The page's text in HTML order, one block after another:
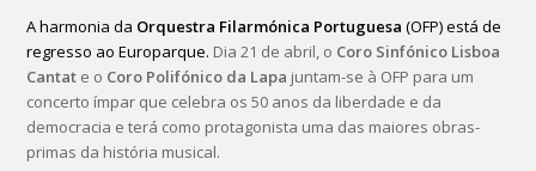
A harmonia da Orquestra Filarmónica Portuguesa (OFP) está de
regresso ao Europarque. Dia 21 de abril, o Coro Sinfónico Lisboa
Cantat e o Coro Polifónico da Lapa juntam-se à OFP para um
concerto ímpar que celebra os 50 anos da liberdade e da
democracia e terá como protagonista uma das maiores obras-
primas da história musical.